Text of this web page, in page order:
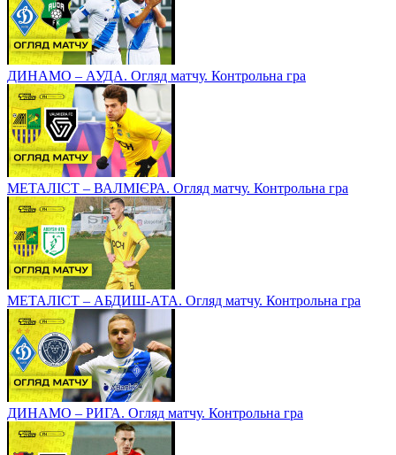
ДИНАМО – АУДА. Огляд матчу. Контрольна гра
МЕТАЛІСТ – ВАЛМІЄРА. Огляд матчу. Контрольна гра
МЕТАЛІСТ – АБДИШ-АТА. Огляд матчу. Контрольна гра
ДИНАМО – РИГА. Огляд матчу. Контрольна гра